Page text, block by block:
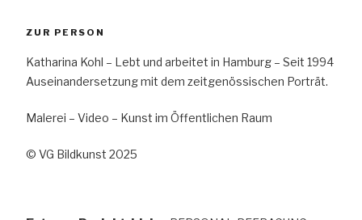
ZUR PERSON
Katharina Kohl – Lebt und arbeitet in Hamburg – Seit 1994
Auseinandersetzung mit dem zeitgenössischen Porträt.
Malerei – Video – Kunst im Öffentlichen Raum
© VG Bildkunst 2025